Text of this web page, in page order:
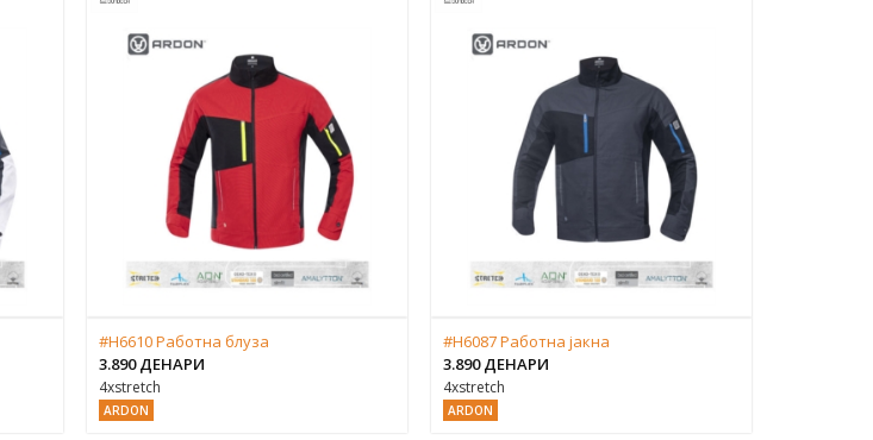
#H6610 Работна блуза
3.890 ДЕНАРИ
4xstretch
ARDON
#H6087 Работна јакна
3.890 ДЕНАРИ
4xstretch
ARDON